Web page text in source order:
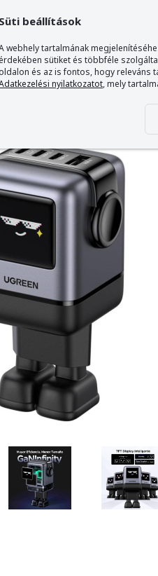
Hálózati Adapter 100W -
Süti beállítások
webhely tartalmának
sütiket és többféle
oldalon és az is fontos, hogy releváns
nyilatkozatot, mely